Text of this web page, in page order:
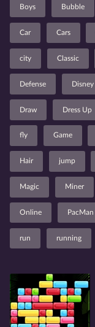
Boys Bubble
Car Cars
city Classic
Defense Disney
Draw Dress Up
fly Game
Hair jump
Magic Miner
Online PacMan
run running